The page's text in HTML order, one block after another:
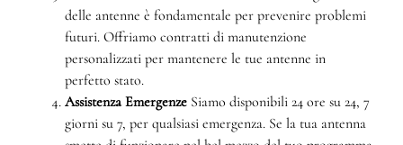
delle antenne è fondamentale per prevenire problemi
futuri. Offriamo contratti di manutenzione
personalizzati per mantenere le tue antenne in
perfetto stato.
Assistenza Emergenze Siamo disponibili 24 ore su 24, 7
giorni su 7, per qualsiasi emergenza. Se la tua antenna